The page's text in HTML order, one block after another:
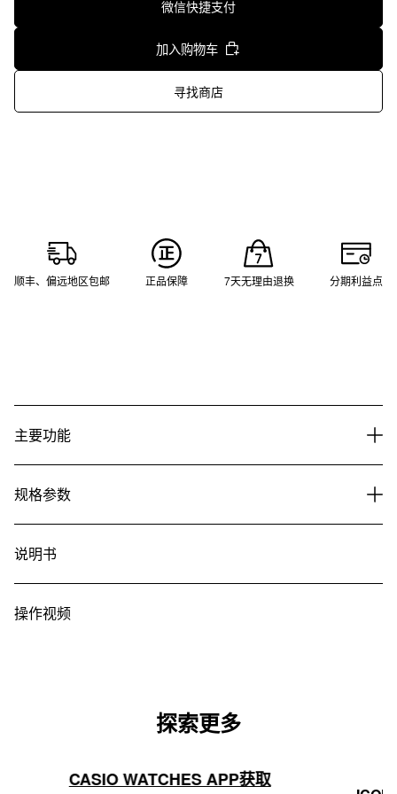
微信快捷支付
加入购物车
寻找商店
顺丰、偏远地区包邮 正品保障 7天无理由退换 分期利益点
主要功能
规格参数
说明书
操作视频
探索更多
CASIO WATCHES APP获取